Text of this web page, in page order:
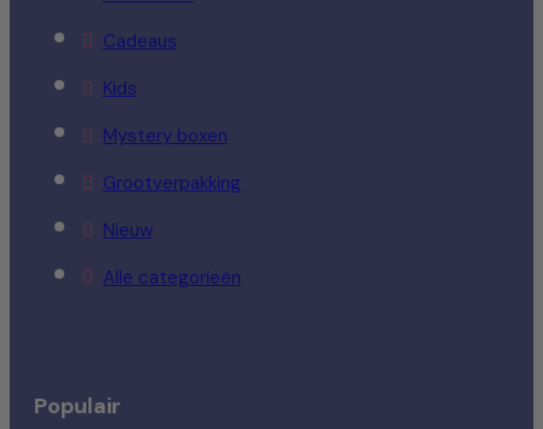
Cadeaus
Kids
Mystery boxen
Grootverpakking
Nieuw
Alle categorieën
Populair